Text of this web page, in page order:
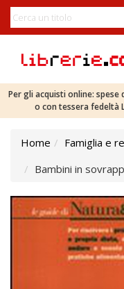
Per gli acquisti online: spese
o con tessera fedeltà
Home Famiglia e
Bambini in